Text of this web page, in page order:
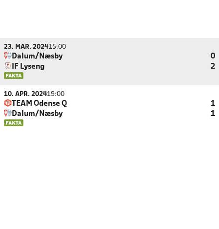
23. MAR. 202415:00
Dalum/Næsby
0
IF Lyseng
2
10. APR. 202419:00
TEAM Odense Q
1
Dalum/Næsby
1